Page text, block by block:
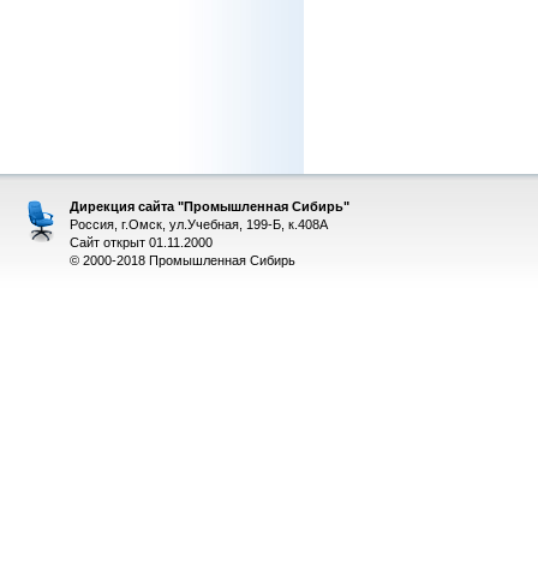
Дирекция сайта "Промышленная Сибирь"
Россия, г.Омск, ул.Учебная, 199-Б, к.408А
Сайт открыт 01.11.2000
© 2000-2018 Промышленная Сибирь